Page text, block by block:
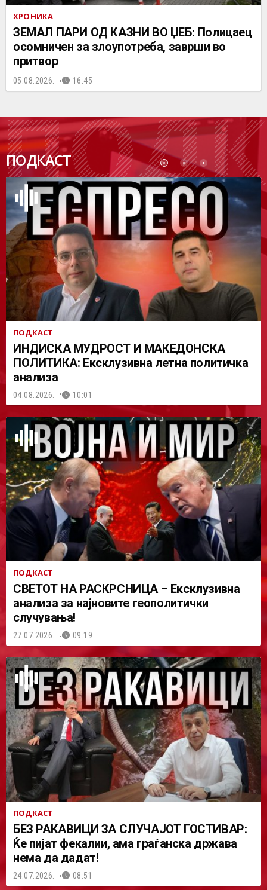
ХРОНИКА
ЗЕМАЛ ПАРИ ОД КАЗНИ ВО ЏЕБ: Полицаец
осомничен за злоупотреба, заврши во
притвор
05.08.2026. 16:45
ПОДКАСТ
ПОДК
АСТ
ПОДКАСТ
ИНДИСКА МУДРОСТ И МАКЕДОНСКА
ПОЛИТИКА: Ексклузивна летна политичка
анализа
04.08.2026. 10:01
ПОДКАСТ
СВЕТОТ НА РАСКРСНИЦА – Ексклузивна
анализа за најновите геополитички
случувања!
27.07.2026. 09:19
ПОДКАСТ
БЕЗ РАКАВИЦИ ЗА СЛУЧАЈОТ ГОСТИВАР:
Ќе пијат фекалии, ама граѓанска држава
нема да дадат!
24.07.2026. 08:51